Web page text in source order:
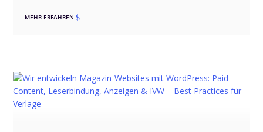
MEHR ERFAHREN$